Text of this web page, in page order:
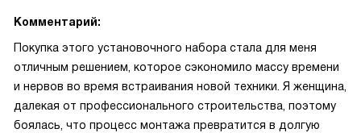
Комментарий:
Покупка этого установочного набора стала для меня
отличным решением, которое сэкономило массу времени
и нервов во время встраивания новой техники. Я женщина,
далекая от профессионального строительства, поэтому
боялась, что процесс монтажа превратится в долгую